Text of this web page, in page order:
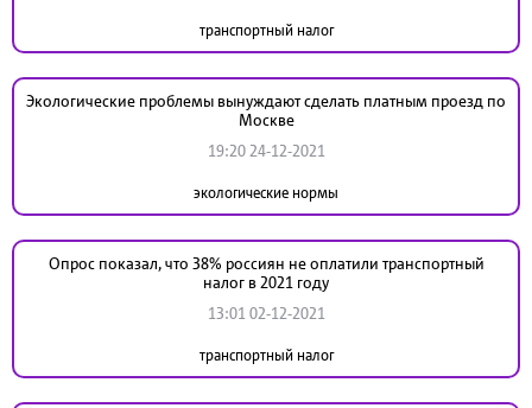
транспортный налог
Экологические проблемы вынуждают сделать платным проезд по
Москве
19:20 24-12-2021
экологические нормы
Опрос показал, что 38% россиян не оплатили транспортный
налог в 2021 году
13:01 02-12-2021
транспортный налог